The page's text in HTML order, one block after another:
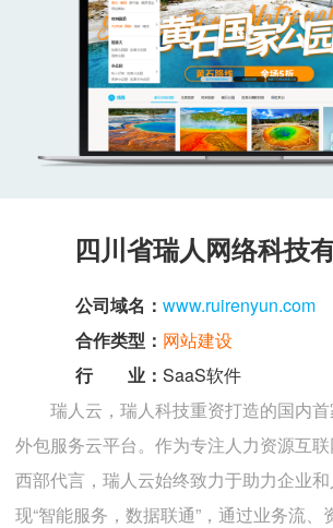
四川省瑞人网络科技
公司域名： www.ruirenyun.com
合作类型： 网站建设
行 业： SaaS软件
瑞人云，瑞人科技重资打造的国内
外包服务云平台。作为专注人力资源互
西部代言，瑞人云始终致力于助力企业
现“智能服务，数据联通”，通过业务流、